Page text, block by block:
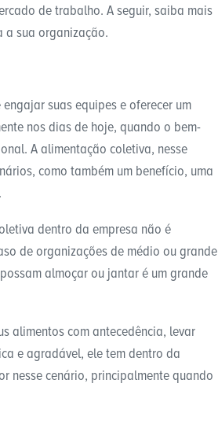
de trabalho. A seguir, saiba mais
a sua organização.
suas equipes e oferecer um
nos dias de hoje, quando o bem-
A alimentação coletiva, nesse
como também um benefício, uma
dentro da empresa não é
de organizações de médio ou grande
almoçar ou jantar é um grande
alimentos com antecedência, levar
e agradável, ele tem dentro da
nesse cenário, principalmente quando